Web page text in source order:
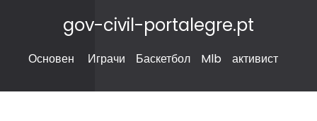
gov-civil-portalegre.pt
Основен Играчи Баскетбол Mlb активист